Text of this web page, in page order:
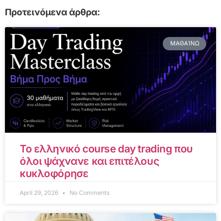
Προτεινόμενα άρθρα:
ΜΑΘΑΊΝΩ
Το ελληνικό course day trading που
όλοι ψάχνανε και επιτέλους
κυκλοφόρησε
April 29, 2026 No Comments